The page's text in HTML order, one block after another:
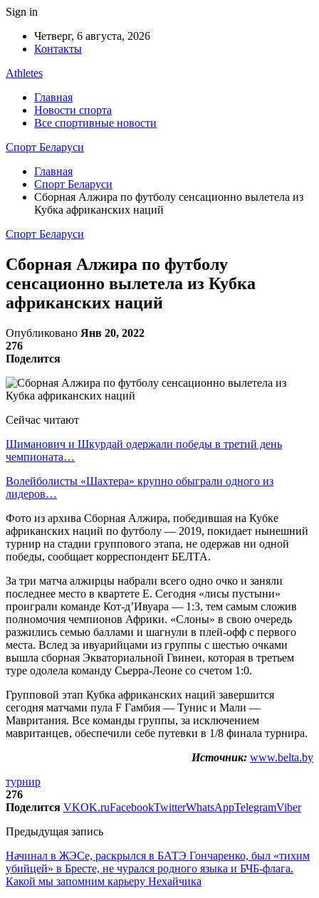
Sign in
Четверг, 6 августа, 2026
Контакты
Athletes
Главная
Новости спорта
Все спортивные новости
Спорт Беларуси
Главная
Спорт Беларуси
Сборная Алжира по футболу сенсационно вылетела из
Кубка африканских наций
Спорт Беларуси
Сборная Алжира по футболу
сенсационно вылетела из Кубка
африканских наций
Опубликовано Янв 20, 2022
276
Поделится
Сейчас читают
Шиманович и Шкурдай одержали победы в третий день
чемпионата…
Волейболисты «Шахтера» крупно обыграли одного из
лидеров…
Фото из архива Сборная Алжира, победившая на Кубке
африканских наций по футболу — 2019, покидает нынешний
турнир на стадии группового этапа, не одержав ни одной
победы, сообщает корреспондент БЕЛТА.
За три матча алжирцы набрали всего одно очко и заняли
последнее место в квартете Е. Сегодня «лисы пустыни»
проиграли команде Кот-д’Ивуара — 1:3, тем самым сложив
полномочия чемпионов Африки. «Слоны» в свою очередь
разжились семью баллами и шагнули в плей-офф с первого
места. Вслед за ивуарийцами из группы с шестью очками
вышла сборная Экваториальной Гвинеи, которая в третьем
туре одолела команду Сьерра-Леоне со счетом 1:0.
Групповой этап Кубка африканских наций завершится
сегодня матчами пула F Гамбия — Тунис и Мали —
Мавритания. Все команды группы, за исключением
мавританцев, обеспечили себе путевки в 1/8 финала турнира.
Источник: www.belta.by
турнир
276
Поделится VKOK.ruFacebookTwitterWhatsAppTelegramViber
Предыдущая запись
Начинал в ЖЭСе, раскрылся в БАТЭ Гончаренко, был «тихим
убийцей» в Бресте, не чурался родного языка и БЧБ-флага.
Какой мы запомним карьеру Нехайчика